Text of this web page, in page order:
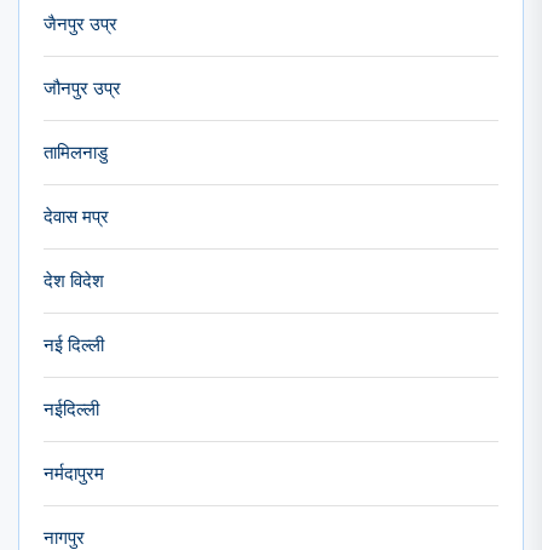
जैनपुर उप्र
जौनपुर उप्र
तामिलनाडु
देवास मप्र
देश विदेश
नई दिल्ली
नईदिल्ली
नर्मदापुरम
नागपुर